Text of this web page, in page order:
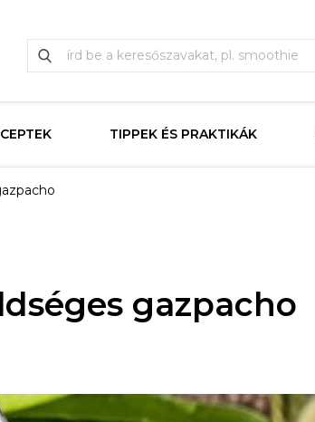
TIPPEK ÉS PRAKTIKÁK
gazpacho